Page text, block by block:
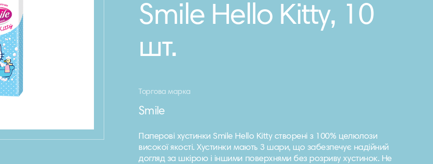
Smile Hello Kitty, 10
шт.
Торгова марка
Smile
Паперові хустинки Smile Hello Kitty створені з 100% целюлози
високої якості. Хустинки мають 3 шари, що забезпечує надійний
догляд за шкірою і іншими поверхнями без розриву хустинок. Не